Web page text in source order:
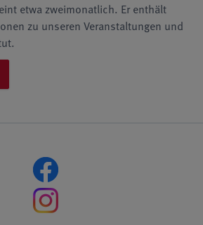
etwa zweimonatlich. Er enthält
zu unseren Veranstaltungen und